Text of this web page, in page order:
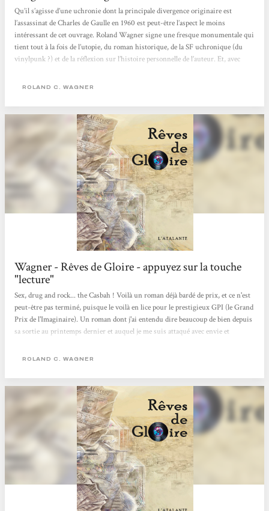
Qu’il s’agisse d’une uchronie dont la principale divergence originaire est
l’assassinat de Charles de Gaulle en 1960 est peut-être l’aspect le moins
intéressant de cet ouvrage. Roland Wagner signe une fresque monumentale qui
tient tout à la fois de l’utopie, du roman historique, de la SF uchronique (du
vinylpunk ?) et de la réflexion sur l’histoire personnelle de l’auteur. Et, avec
maîtrisé l’art de ficeler une scène sans mots inutiles, percutante ou émouvante
ROLAND C. WAGNER
Wagner - Rêves de Gloire - appuyez sur la touche
"lecture"
Sex, drug and rock... the Casbah ! Voilà un roman déjà bardé de prix, et ce n'est
peut-être pas terminé, puisque le voilà en lice pour le prestigieux GPI (le Grand
Prix de l'Imaginaire). Un roman dont j'ai entendu dire beaucoup de bien depuis
sa sortie au printemps dernier et auquel je me suis attaqué avec envie et
Roland C. Wagner (en grand format chez l'Atalante), ne se dévorent pas d'une
intense, complexe mais passionnante, un roman...
ROLAND C. WAGNER